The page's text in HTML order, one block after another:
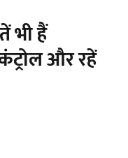
भी हैं
और रहें